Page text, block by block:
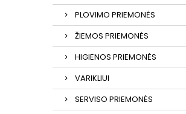
PLOVIMO PRIEMONĖS
ŽIEMOS PRIEMONĖS
HIGIENOS PRIEMONĖS
VARIKLIUI
SERVISO PRIEMONĖS